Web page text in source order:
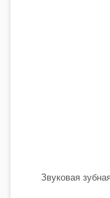
Звуковая